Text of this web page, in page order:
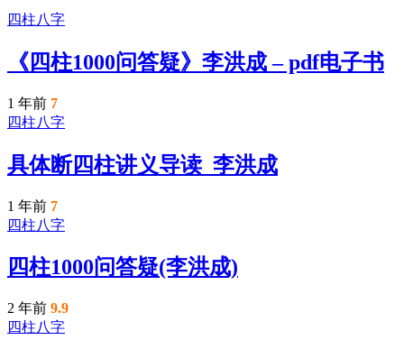
四柱八字
《四柱1000问答疑》李洪成 – pdf电子书
1 年前 7
四柱八字
具体断四柱讲义导读_李洪成
1 年前 7
四柱八字
四柱1000问答疑(李洪成)
2 年前 9.9
四柱八字